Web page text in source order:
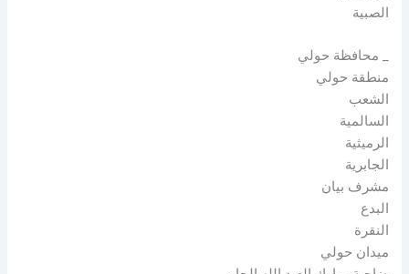
الصبية
_ محافظة حولي
منطقة حولي
الشعب
السالمية
الرميثية
الجابرية
مشرف بيان
البدع
النقرة
ميدان حولي